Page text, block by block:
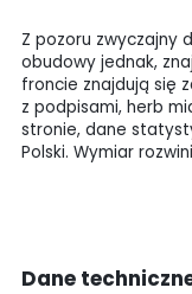
Z pozoru zwyczajny
obudowy jednak,
froncie znajdują się
z podpisami, herb
stronie, dane
Polski. Wymiar
Dane